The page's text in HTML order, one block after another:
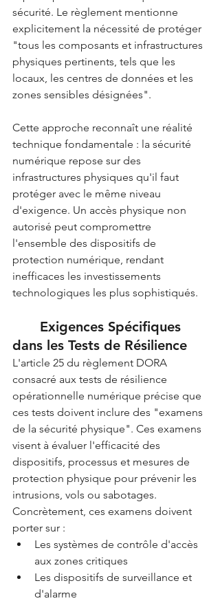
sécurité. Le règlement mentionne
explicitement la nécessité de protéger
"tous les composants et infrastructures
physiques pertinents, tels que les
locaux, les centres de données et les
zones sensibles désignées".
Cette approche reconnaît une réalité
technique fondamentale : la sécurité
numérique repose sur des
infrastructures physiques qu'il faut
protéger avec le même niveau
d'exigence. Un accès physique non
autorisé peut compromettre
l'ensemble des dispositifs de
protection numérique, rendant
inefficaces les investissements
technologiques les plus sophistiqués.
dans les Tests de Résilience
L'article 25 du règlement DORA
consacré aux tests de résilience
opérationnelle numérique précise que
ces tests doivent inclure des "examens
de la sécurité physique". Ces examens
visent à évaluer l'efficacité des
dispositifs, processus et mesures de
protection physique pour prévenir les
intrusions, vols ou sabotages.
Concrètement, ces examens doivent
porter sur :
Les systèmes de contrôle d'accès
aux zones critiques
Les dispositifs de surveillance et
d'alarme